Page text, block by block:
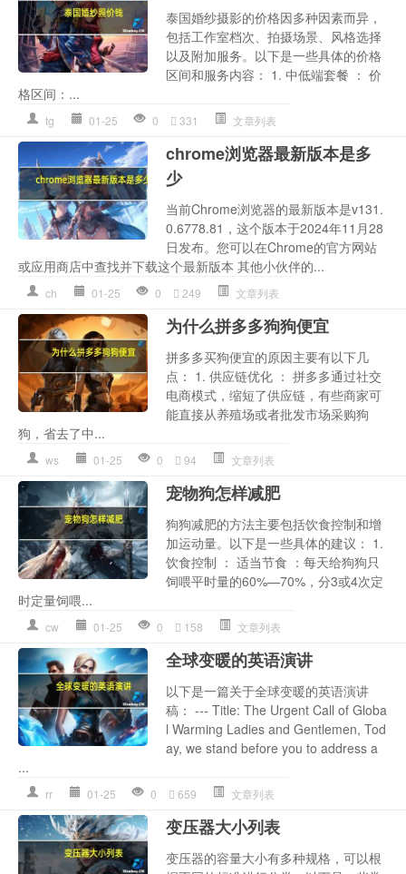
泰国婚纱摄影的价格因多种因素而异，
包括工作室档次、拍摄场景、风格选择
以及附加服务。以下是一些具体的价格
区间和服务内容： 1. 中低端套餐 ： 价
格区间：...
tg 01-25 0 331 文章列表
chrome浏览器最新版本是多
少
当前Chrome浏览器的最新版本是v131.
0.6778.81，这个版本于2024年11月28
日发布。您可以在Chrome的官方网站
或应用商店中查找并下载这个最新版本 其他小伙伴的...
ch 01-25 0 249 文章列表
为什么拼多多狗狗便宜
拼多多买狗便宜的原因主要有以下几
点： 1. 供应链优化 ： 拼多多通过社交
电商模式，缩短了供应链，有些商家可
能直接从养殖场或者批发市场采购狗
狗，省去了中...
ws 01-25 0 94 文章列表
宠物狗怎样减肥
狗狗减肥的方法主要包括饮食控制和增
加运动量。以下是一些具体的建议： 1.
饮食控制 ： 适当节食 ：每天给狗狗只
饲喂平时量的60%—70%，分3或4次定
时定量饲喂...
cw 01-25 0 158 文章列表
全球变暖的英语演讲
以下是一篇关于全球变暖的英语演讲
稿： --- Title: The Urgent Call of Globa
l Warming Ladies and Gentlemen, Tod
ay, we stand before you to address a
...
rr 01-25 0 659 文章列表
变压器大小列表
变压器的容量大小有多种规格，可以根